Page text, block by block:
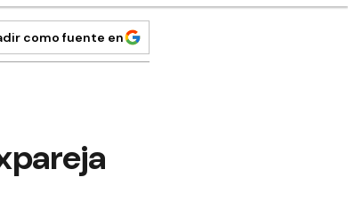
como fuente en